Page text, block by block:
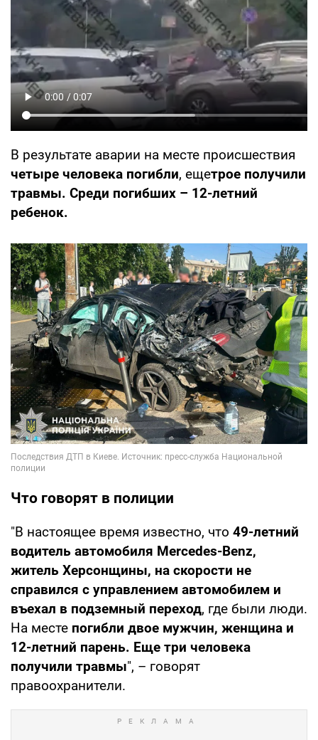
В результате аварии на месте происшествия
четыре человека погибли, ещетрое получили
травмы. Среди погибших – 12-летний
ребенок.
Что говорят в полиции
"В настоящее время известно, что 49-летний
водитель автомобиля Mercedes-Benz,
житель Херсонщины, на скорости не
справился с управлением автомобилем и
въехал в подземный переход, где были люди.
На месте погибли двое мужчин, женщина и
12-летний парень. Еще три человека
получили травмы", – говорят
правоохранители.